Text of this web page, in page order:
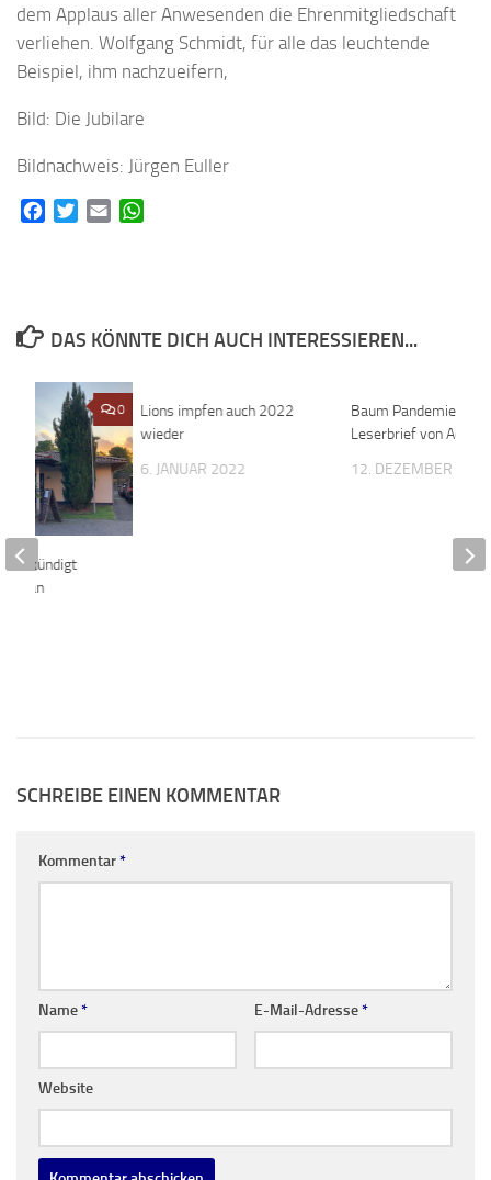
dem Applaus aller Anwesenden die Ehrenmitgliedschaft
verliehen. Wolfgang Schmidt, für alle das leuchtende
Beispiel, ihm nachzueifern,
Bild: Die Jubilare
Bildnachweis: Jürgen Euller
FacebookTwitterEmail
DAS KÖNNTE DICH AUCH INTERESSIEREN...
Lions impfen auch 2022
wieder
6. JANUAR 2022
Baum Pandemie –
Leserbrief von Achim
12. DEZEMBER 2020
0
kündigt
an
SCHREIBE EINEN KOMMENTAR
Kommentar*
Name* E-Mail-Adresse*
Website